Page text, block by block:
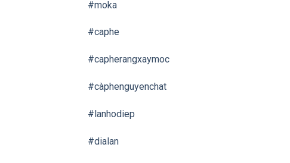
#moka
#caphe
#capherangxaymoc
#càphenguyenchat
#lanhodiep
#dialan